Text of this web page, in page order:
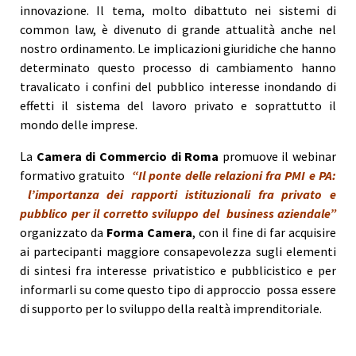
innovazione. Il tema, molto dibattuto nei sistemi di
common law, è divenuto di grande attualità anche nel
nostro ordinamento. Le implicazioni giuridiche che hanno
determinato questo processo di cambiamento hanno
travalicato i confini del pubblico interesse inondando di
effetti il sistema del lavoro privato e soprattutto il
mondo delle imprese.
La Camera di Commercio di Roma promuove il webinar
formativo gratuito “Il ponte delle relazioni fra PMI e PA:
l’importanza dei rapporti istituzionali fra privato e
pubblico per il corretto sviluppo del business aziendale”
organizzato da Forma Camera, con il fine di far acquisire
ai partecipanti maggiore consapevolezza sugli elementi
di sintesi fra interesse privatistico e pubblicistico e per
informarli su come questo tipo di approccio possa essere
di supporto per lo sviluppo della realtà imprenditoriale.